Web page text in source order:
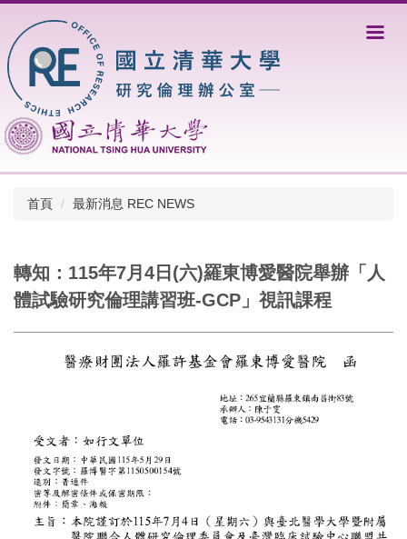
到
主
要
內
區
首頁 最新消息 REC NEWS
轉知：115年7月4日(六)羅東博愛醫院舉辦「人
體試驗研究倫理講習班-GCP」視訊課程